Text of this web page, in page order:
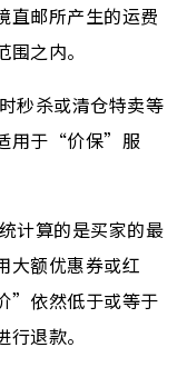
邮所产生的运费
之内。
秒杀或清仓特卖等
用于“价保”服
计算的是买家的最
大额优惠券或红
”依然低于或等于
退款。